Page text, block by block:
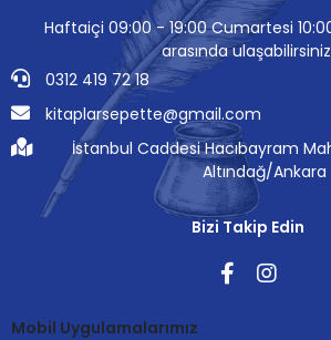
Haftaiçi 09:00 - 19:00 Cumartesi
arasında
0312 419 72 18
kitaplarsepette@gmail.com
İstanbul Caddesi Hacıbayram
Altındağ/Ankara
Bizi Takip Edin
Mobil Uygulamalarımız